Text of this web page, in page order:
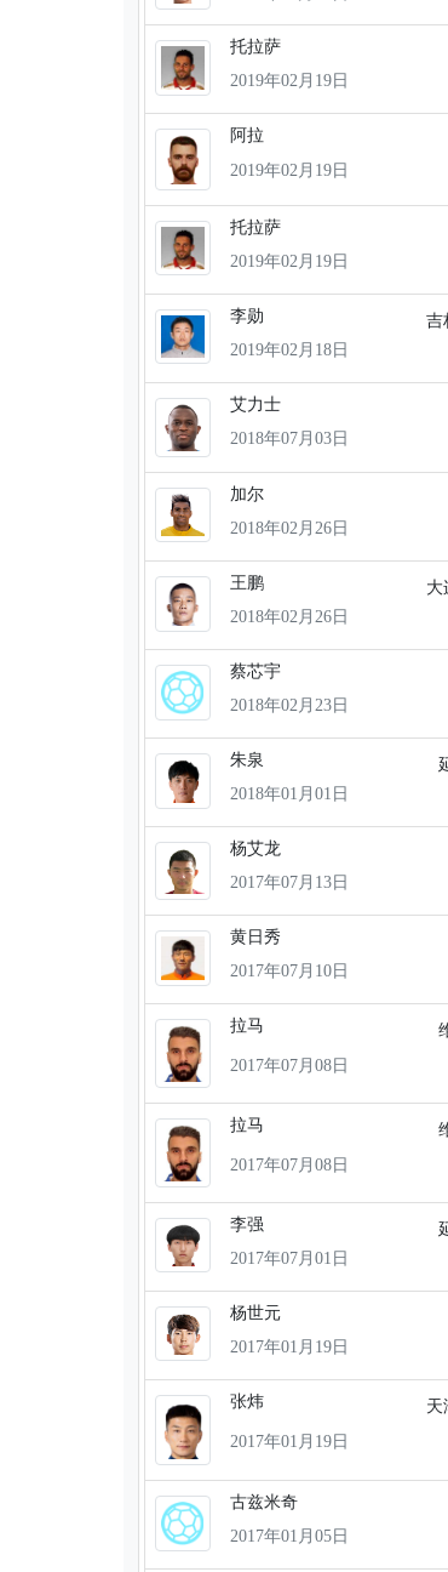
托拉萨
2019年02月19日
阿拉
2019年02月19日
托拉萨
2019年02月19日
李勋
2019年02月18日
吉
艾力士
2018年07月03日
加尔
2018年02月26日
王鹏
2018年02月26日
大
蔡芯宇
2018年02月23日
朱泉
2018年01月01日
杨艾龙
2017年07月13日
黄日秀
2017年07月10日
拉马
2017年07月08日
拉马
2017年07月08日
李强
2017年07月01日
杨世元
2017年01月19日
张炜
2017年01月19日
天
古兹米奇
2017年01月05日